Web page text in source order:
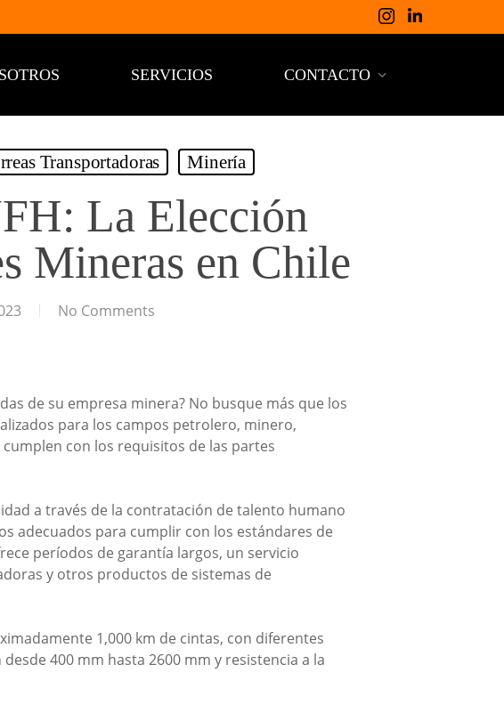
SERVICIOS CONTACTO
Transportadoras Minería
La Elección
Mineras en Chile
No Comments
de su empresa minera? No busque más que los
para los campos petrolero, minero,
con los requisitos de las partes
a través de la contratación de talento humano
adecuados para cumplir con los estándares de
períodos de garantía largos, un servicio
y otros productos de sistemas de
1,000 km de cintas, con diferentes
400 mm hasta 2600 mm y resistencia a la